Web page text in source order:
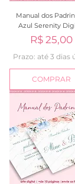
Manual dos
Azul Serenity
Preço
R$ 25,00
Prazo: até 3 dias
COMPRAR